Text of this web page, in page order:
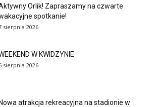
Orlik! Zapraszamy na czwarte
spotkanie!
sierpnia 2026
W KWIDZYNIE
sierpnia 2026
Nowa atrakcja rekreacyjna na stadionie w